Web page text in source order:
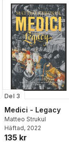
Del 3
Medici - Legacy
Matteo Strukul
Häftad, 2022
135 kr